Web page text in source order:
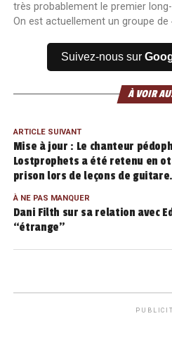
très probablement le premier
On est actuellement un groupe
Suivez-nous sur
À VOIR
ARTICLE SUIVANT
Mise à jour : Le chanteur
Lostprophets a été retenu en
prison lors de leçons de guitare.
À NE PAS MANQUER
Dani Filth sur sa relation avec
“étrange”